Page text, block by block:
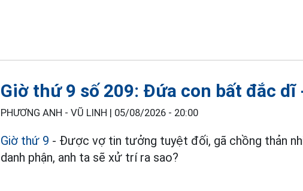
Giờ thứ 9 số 209: Đứa con bất đắc dĩ
PHƯƠNG ANH - VŨ LINH | 05/08/2026 - 20:00
Giờ thứ 9 - Được vợ tin tưởng tuyệt đối, gã chồng thản
danh phận, anh ta sẽ xử trí ra sao?